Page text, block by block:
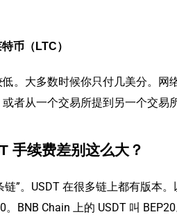
币（LTC）
。大多数时候你只付几美分。网
者从一个交易所提到另一个交易
手续费差别这么大？
链”。USDT 在很多链上都有版本
。BNB Chain 上的 USDT 叫